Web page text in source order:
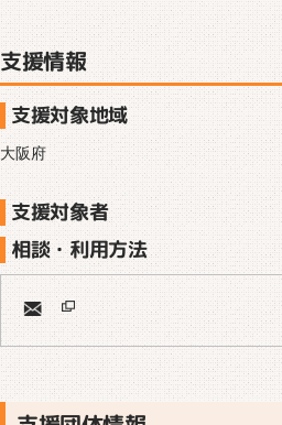
支援情報
支援対象地域
大阪府
支援対象者
相談・利用方法